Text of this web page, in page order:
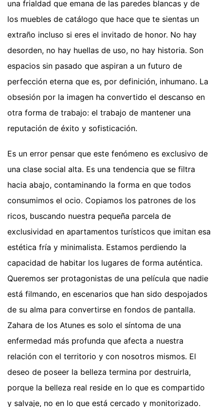
una frialdad que emana de las paredes blancas y de
los muebles de catálogo que hace que te sientas un
extraño incluso si eres el invitado de honor. No hay
desorden, no hay huellas de uso, no hay historia. Son
espacios sin pasado que aspiran a un futuro de
perfección eterna que es, por definición, inhumano. La
obsesión por la imagen ha convertido el descanso en
otra forma de trabajo: el trabajo de mantener una
reputación de éxito y sofisticación.
Es un error pensar que este fenómeno es exclusivo de
una clase social alta. Es una tendencia que se filtra
hacia abajo, contaminando la forma en que todos
consumimos el ocio. Copiamos los patrones de los
ricos, buscando nuestra pequeña parcela de
exclusividad en apartamentos turísticos que imitan esa
estética fría y minimalista. Estamos perdiendo la
capacidad de habitar los lugares de forma auténtica.
Queremos ser protagonistas de una película que nadie
está filmando, en escenarios que han sido despojados
de su alma para convertirse en fondos de pantalla.
Zahara de los Atunes es solo el síntoma de una
enfermedad más profunda que afecta a nuestra
relación con el territorio y con nosotros mismos. El
deseo de poseer la belleza termina por destruirla,
porque la belleza real reside en lo que es compartido
y salvaje, no en lo que está cercado y monitorizado.